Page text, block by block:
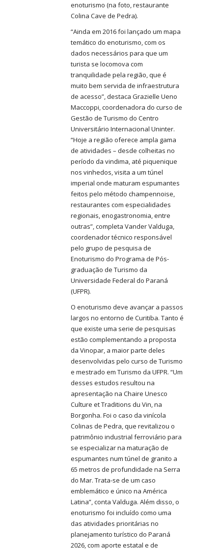
enoturismo (na foto, restaurante
Colina Cave de Pedra).
“Ainda em 2016 foi lançado um mapa
temático do enoturismo, com os
dados necessários para que um
turista se locomova com
tranquilidade pela região, que é
muito bem servida de infraestrutura
de acesso”, destaca Grazielle Ueno
Maccoppi, coordenadora do curso de
Gestão de Turismo do Centro
Universitário Internacional Uninter.
“Hoje a região oferece ampla gama
de atividades – desde colheitas no
período da vindima, até piquenique
nos vinhedos, visita a um túnel
imperial onde maturam espumantes
feitos pelo método champennoise,
restaurantes com especialidades
regionais, enogastronomia, entre
outras”, completa Vander Valduga,
coordenador técnico responsável
pelo grupo de pesquisa de
Enoturismo do Programa de Pós-
graduação de Turismo da
Universidade Federal do Paraná
(UFPR).
O enoturismo deve avançar a passos
largos no entorno de Curitiba. Tanto é
que existe uma serie de pesquisas
estão complementando a proposta
da Vinopar, a maior parte deles
desenvolvidas pelo curso de Turismo
e mestrado em Turismo da UFPR. “Um
desses estudos resultou na
apresentação na Chaire Unesco
Culture et Traditions du Vin, na
Borgonha. Foi o caso da vinícola
Colinas de Pedra, que revitalizou o
patrimônio industrial ferroviário para
se especializar na maturação de
espumantes num túnel de granito a
65 metros de profundidade na Serra
do Mar. Trata-se de um caso
emblemático e único na América
Latina”, conta Valduga. Além disso, o
enoturismo foi incluído como uma
das atividades prioritárias no
planejamento turístico do Paraná
2026, com aporte estatal e de